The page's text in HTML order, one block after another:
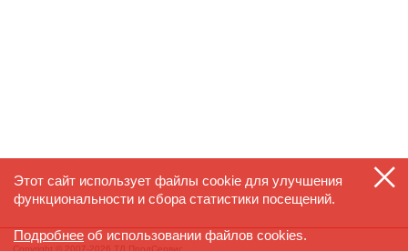
Этот сайт использует файлы cookie для улучшения
функциональности и сбора статистики посещений.
Подробнее об использовании файлов cookies.